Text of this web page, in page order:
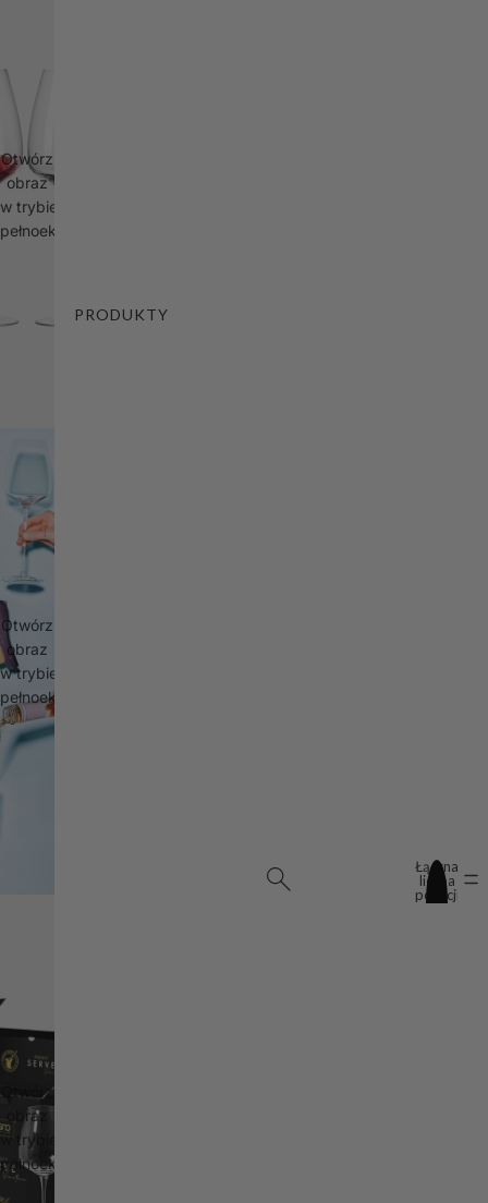
PRODUKTY
Łączna
liczba
pozycji
w
Otwórz
obraz
w trybie
pełnoekranowym
Otwórz
obraz
w trybie
pełnoekranowym
Otwórz
obraz
w trybie
pełnoekranowym